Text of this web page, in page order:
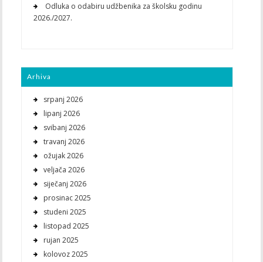
Odluka o odabiru udžbenika za školsku godinu
2026./2027.
Arhiva
srpanj 2026
lipanj 2026
svibanj 2026
travanj 2026
ožujak 2026
veljača 2026
siječanj 2026
prosinac 2025
studeni 2025
listopad 2025
rujan 2025
kolovoz 2025